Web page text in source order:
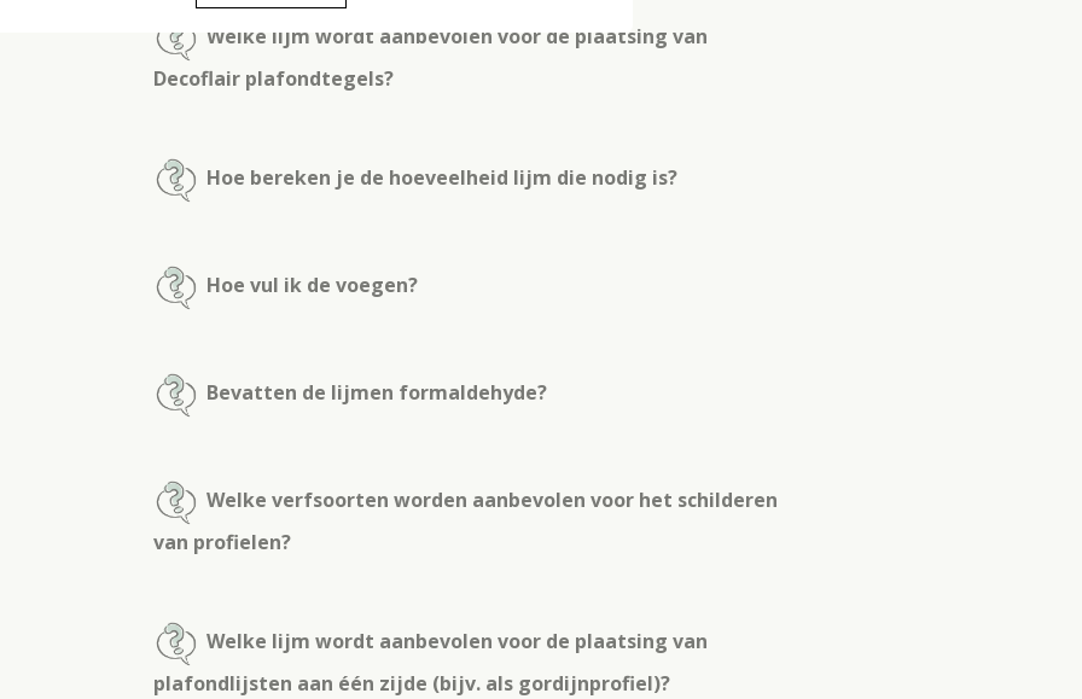
Welke lijm wordt aanbevolen voor de plaatsing van
Decoflair plafondtegels?
Hoe bereken je de hoeveelheid lijm die nodig is?
Hoe vul ik de voegen?
Bevatten de lijmen formaldehyde?
Welke verfsoorten worden aanbevolen voor het schilderen
van profielen?
Welke lijm wordt aanbevolen voor de plaatsing van
plafondlijsten aan één zijde (bijv. als gordijnprofiel)?